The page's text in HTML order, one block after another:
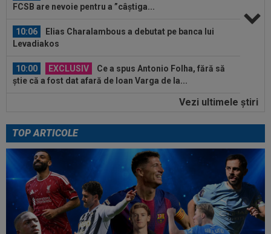
FCSB are nevoie pentru a ”câștiga...
10:06
Elias Charalambous a debutat pe banca lui
Levadiakos
10:00 EXCLUSIV
Ce a spus Antonio Folha, fără să
știe că a fost dat afară de Ioan Varga de la...
Conducerea Rapidului a spus ce
10:40
Ioan Varga vrea să o ducă pe UTA în
Champions League
10:33 EXCLUSIV
Gigi Becali i-a spus-o direct: ”Nu
face ce vrea el! Îl țin pe bancă doi ani și...
10:25 GALERIE FOTO
Georgina a reacționat rapid,
după ce a văzut-o pe Antonela. Aproape două...
Vezi ultimele ştiri
TOP ARTICOLE